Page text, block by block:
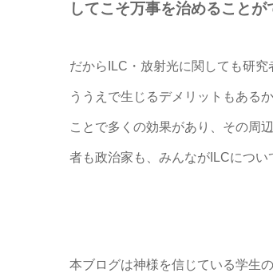
してこそ万事を治めることが
だからILC・放射光に関しても研究
ううえで生じるデメリットもある
ことで多くの効果があり、その周
者も政治家も、みんながILCについ
本ブログは神様を信じている学生